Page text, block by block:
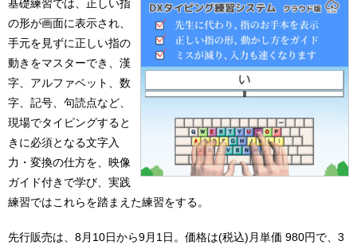
基礎練習では、正しい指
の形が画面に表示され、
手元を見ずに正しい指の
動きをマスターでき、漢
字、アルファベット、数
字、記号、句読点など、
現場でタイピングすると
きに必須となる文字入
力・変換の仕方を、映像
ガイド付きで学び、実践
練習ではこれらを踏まえた練習をする。
先行販売は、8月10日から9月1日。価格は(税込)月単価 980円で、3